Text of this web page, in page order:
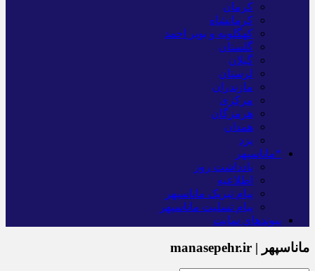
کرمان
کرمانشاه
کهگلویه و بویر احمد
گلستان
گیلان
لرستان
مازندران
مرکزی
هرمزگان
همدان
یزد
*ماناسپهر
یادداشت روز
اطلاعیه
پیام تبریک ماناسپهر
پیام تسلیت ماناسپهر
پیوندهای سایت
ماناسپهر | manasepehr.ir